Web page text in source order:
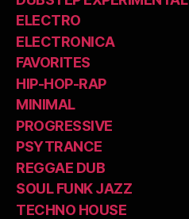
ELECTRO
ELECTRONICA
FAVORITES
HIP-HOP-RAP
MINIMAL
PROGRESSIVE
PSYTRANCE
REGGAE DUB
SOUL FUNK JAZZ
TECHNO HOUSE